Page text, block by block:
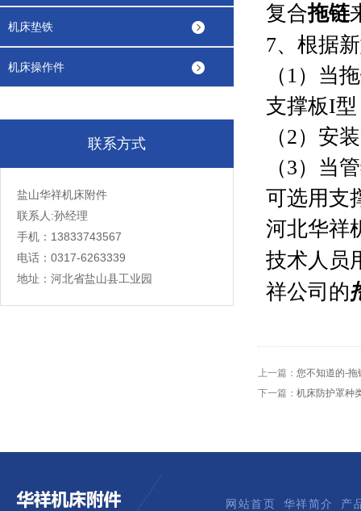
机床垫铁
机床操作件
联系方式
盐山华祥机床附件
联系人:孙经理
手机：13833743567
电话：0317-6263339
地址：河北省盐山县工业园
复合拖链
7、根据
（ 1）当
支撑板I
（2）安
（3）当
可选用支
河北华祥
技术人员
祥公司的
上一篇： 您不知道的-拖
下一篇： 机床防护罩种
网站首页 华祥简介 产